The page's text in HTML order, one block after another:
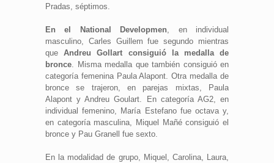
Pradas, séptimos.
En el National Developmen, en individual
masculino, Carles Guillem fue segundo mientras
queAndreu Gollart consiguió la medalla de
bronce. Misma medalla que también consiguió en
categoría femenina Paula Alapont. Otra medalla de
bronce se trajeron, en parejas mixtas, Paula
Alapont y Andreu Goulart. En categoría AG2, en
individual femenino, María Estefano fue octava y,
en categoría masculina, Miquel Mañé consiguió el
bronce y Pau Granell fue sexto.
En la modalidad de grupo, Miquel, Carolina, Laura,